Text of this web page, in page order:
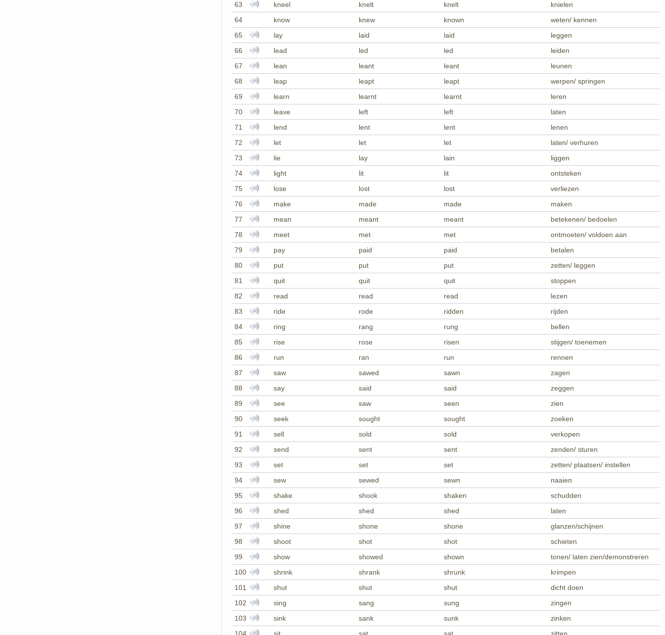
63
kneel knelt knelt
knielen
64
know knew known
weten/ kennen
65
lay laid laid
leggen
66
lead led led
leiden
67
lean leant leant
leunen
68
leap leapt leapt
werpen/ springen
69
learn learnt learnt
leren
70
leave left left
laten
71
lend lent lent
lenen
72
let let let
laten/ verhuren
73
lie lay lain
liggen
74
light lit lit
ontsteken
75
lose lost lost
verliezen
76
make made made
maken
77
mean meant meant
betekenen/ bedoelen
78
meet met met
ontmoeten/ voldoen aan
79
pay paid paid
betalen
80
put put put
zetten/ leggen
81
quit quit quit
stoppen
82
read read read
lezen
83
ride rode ridden
rijden
84
ring rang rung
bellen
85
rise rose risen
stijgen/ toenemen
86
run ran run
rennen
87
saw sawed sawn
zagen
88
say said said
zeggen
89
see saw seen
zien
90
seek sought sought
zoeken
91
sell sold sold
verkopen
92
send sent sent
zenden/ sturen
93
set set set
zetten/ plaatsen/ instellen
94
sew sewed sewn
naaien
95
shake shook shaken
schudden
96
shed shed shed
laten
97
shine shone shone
glanzen/schijnen
98
shoot shot shot
schieten
99
show showed shown
tonen/ laten zien/demonstreren
100
shrink shrank shrunk
krimpen
101
shut shut shut
dicht doen
102
sing sang sung
zingen
103
sink sank sunk
zinken